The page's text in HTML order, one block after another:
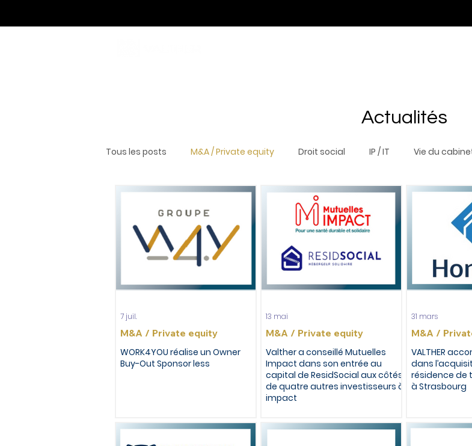
Actualités
Tous les posts M&A / Private equity Droit social IP / IT Vie du
WORK4YOU réalise un Owner
Buy-Out Sponsor less
M&A / Private equity
7 juil.
Valther a conseillé Mutuelles
Impact dans son entrée au
capital de ResidSocial aux côtés
de quatre autres investisseurs à
impact
M&A / Private equity
13 mai
VALTHER
dans
résidence de
à Strasbourg
M&A /
31 mars